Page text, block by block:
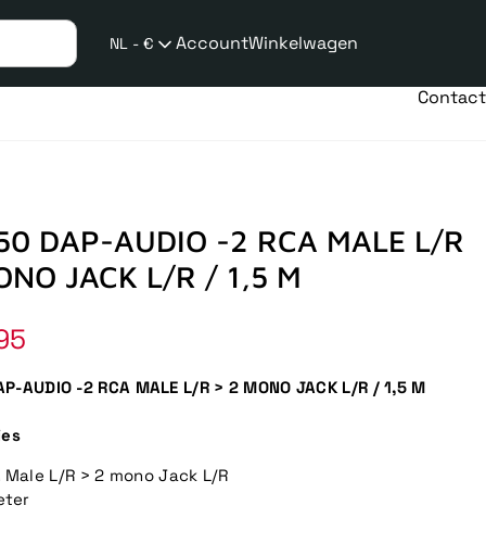
NL - €
taalwijziging
AccountWinkelwagen
Contact
DAP-AUDIO -2 RCA MALE L/R
JACK L/R / 1,5 M
AUDIO -2 RCA MALE L/R > 2 MONO JACK L/R / 1,5 M
Male L/R > 2 mono Jack L/R